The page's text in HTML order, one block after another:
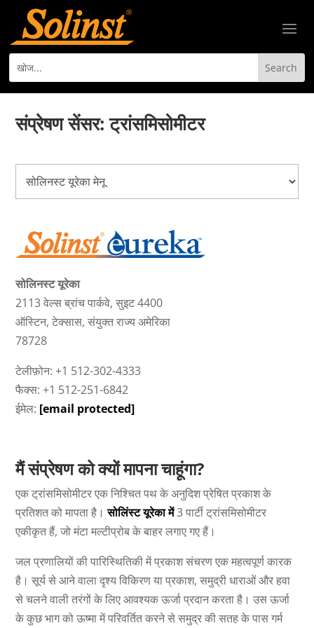
संप्रेषण सेंसर: ट्रांसमिसोमीटर
सोलिनस्ट यूरेका
2113 वेल्स ब्रांच पार्कवे, सुइट 4400
ऑस्टिन, टेक्सास, संयुक्त राज्य अमेरिका
78728
टेलीफ़ोन: +1 512-302-4333
फैक्स: +1 512-251-6842
ईमेल: [email protected]
मैं संप्रेषण को क्यों मापना चाहूंगा?
एक ट्रांसमिसोमीटर एक निश्चित पथ के अनुदिश प्रेषित प्रकाश के
प्रतिशत को मापता है।सोलिंस्ट यूरेका में3 पार्टी ट्रांसमिसोमीटर
एकीकृत हैं, जो मंटा मल्टीप्रोब के बाहर लगाए गए हैं।
जल प्रणालियों की पारिस्थितिकी में प्रकाश संचरण एक महत्वपूर्ण कारक
है। सूर्य से आने वाला दृश्य विकिरण या प्रकाश, समुद्री धाराओं और हवा
से चलने वाली तरंगों के लिए आवश्यक ऊर्जा प्रदान करता है। उस ऊर्जा
के कुछ भाग को ऊष्मा में परिवर्तित करने से समुद्र की सतह के पास गर्म